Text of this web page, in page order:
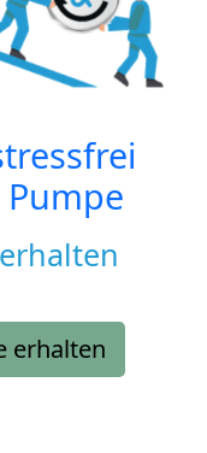
Pumpe
erhalten